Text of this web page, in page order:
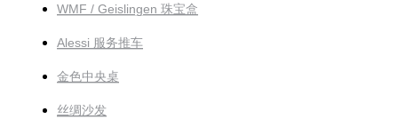
WMF / Geislingen 珠宝盒
Alessi 服务推车
金色中央桌
丝绸沙发